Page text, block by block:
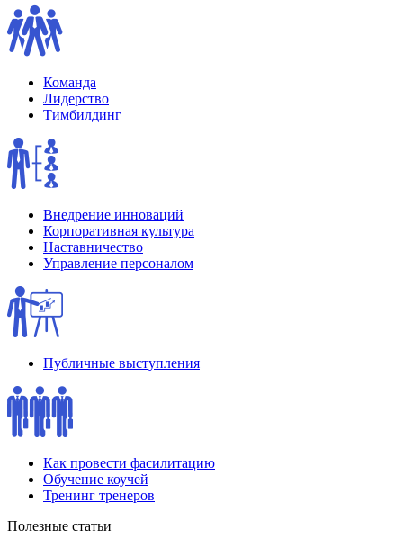
Команда
Лидерство
Тимбилдинг
Внедрение инноваций
Корпоративная культура
Наставничество
Управление персоналом
Публичные выступления
Как провести фасилитацию
Обучение коучей
Тренинг тренеров
Полезные статьи